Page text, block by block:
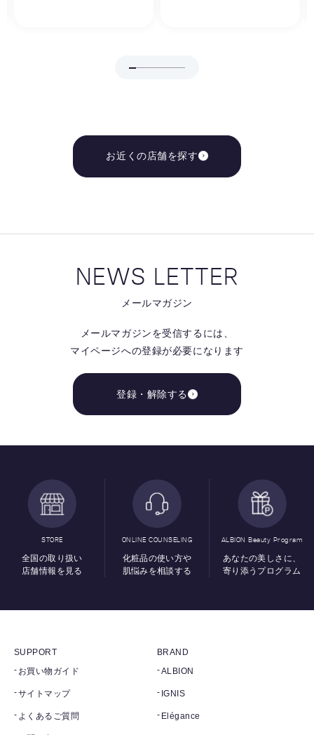
お近くの店舗を探す
NEWS LETTER
メールマガジン
メールマガジンを受信するには、
マイページへの登録が必要になります
登録・解除する
STORE
全国の取り扱い
店舗情報を見る
ONLINE COUNSELING
化粧品の使い方や
肌悩みを相談する
ALBION Beauty Program
あなたの美しさに、
寄り添うプログラム
SUPPORT
お買い物ガイド
サイトマップ
よくあるご質問
BRAND
ALBION
IGNIS
Elégance